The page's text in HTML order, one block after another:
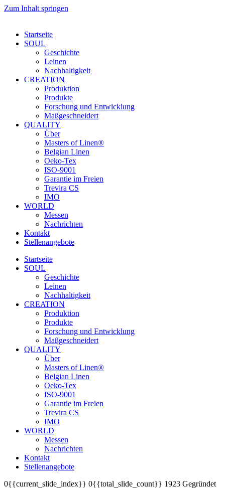
Zum Inhalt springen
Startseite
SOUL
Geschichte
Leinen
Nachhaltigkeit
CREATION
Produktion
Produkte
Forschung und Entwicklung
Maßgeschneidert
QUALITY
Über
Masters of Linen®
Belgian Linen
Oeko-Tex
ISO-9001
Garantie im Freien
Trevira CS
IMO
WORLD
Messen
Nachrichten
Kontakt
Stellenangebote
Startseite
SOUL
Geschichte
Leinen
Nachhaltigkeit
CREATION
Produktion
Produkte
Forschung und Entwicklung
Maßgeschneidert
QUALITY
Über
Masters of Linen®
Belgian Linen
Oeko-Tex
ISO-9001
Garantie im Freien
Trevira CS
IMO
WORLD
Messen
Nachrichten
Kontakt
Stellenangebote
0{{current_slide_index}} 0{{total_slide_count}} 1923 Gegründet